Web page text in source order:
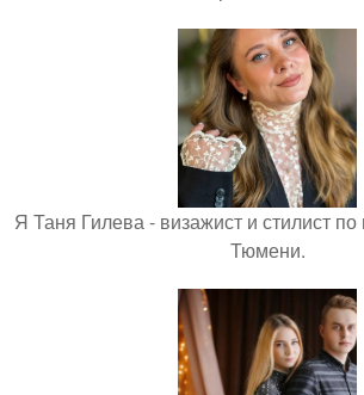
Я Таня Гилева - визажист и стилист
Тюмени.